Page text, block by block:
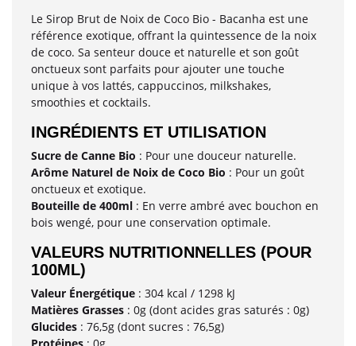
Le Sirop Brut de Noix de Coco Bio - Bacanha est une
référence exotique, offrant la quintessence de la noix
de coco. Sa senteur douce et naturelle et son goût
onctueux sont parfaits pour ajouter une touche
unique à vos lattés, cappuccinos, milkshakes,
smoothies et cocktails.
INGRÉDIENTS ET UTILISATION
Sucre de Canne Bio : Pour une douceur naturelle.
Arôme Naturel de Noix de Coco Bio : Pour un goût
onctueux et exotique.
Bouteille de 400ml : En verre ambré avec bouchon en
bois wengé, pour une conservation optimale.
VALEURS NUTRITIONNELLES (POUR
100ML)
Valeur Énergétique : 304 kcal / 1298 kJ
Matières Grasses : 0g (dont acides gras saturés : 0g)
Glucides : 76,5g (dont sucres : 76,5g)